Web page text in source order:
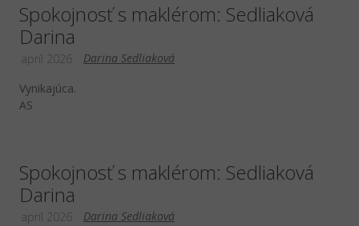
Spokojnosť s maklérom: Sedliaková
Darina
Darina Sedliaková
apríl 2026
Vynikajúca.
AS
Spokojnosť s maklérom: Sedliaková
Darina
Darina Sedliaková
apríl 2026